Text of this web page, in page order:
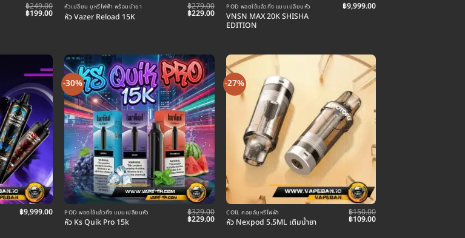
฿249.00
Original
฿199.00Current
price
หัวเปลี่ยน บุหรี่ไฟฟ้า พร้อมน้ำยา
หัว Vazer Reload 15K
฿279.00
Original
฿229.00Current
price
POD พอตใช้แล้วทิ้ง แบบเปลี่ยนหัว
VNSN MAX 20K SHISHA
EDITION
฿9,999.00
฿9,999.00
-30%
POD พอตใช้แล้วทิ้ง แบบเปลี่ยนหัว
หัว Ks Quik Pro 15k
฿329.00
Original
฿229.00Current
price
-27%
COIL คอยล์บุหรี่ไฟฟ้า
หัว Nexpod 5.5ML เติมน้ำยา
฿150.00
Original
฿109.00Current